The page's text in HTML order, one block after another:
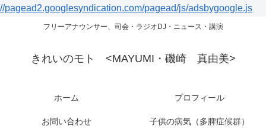
//pagead2.googlesyndication.com/pagead/js/adsbygoogle.js
フリーアナウンサー、司会・ラジオDJ・ニュース・講演
きれいのモト <MAYUMI・磯崎 真由美>
ホーム プロフィール
お問い合わせ 子供の病気（多脾症候群）